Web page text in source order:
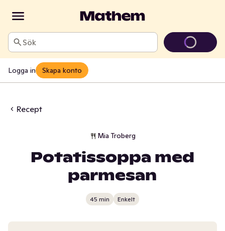
Sök
Logga in Skapa konto
Recept
Mia Troberg
Potatissoppa med
parmesan
45 min Enkelt